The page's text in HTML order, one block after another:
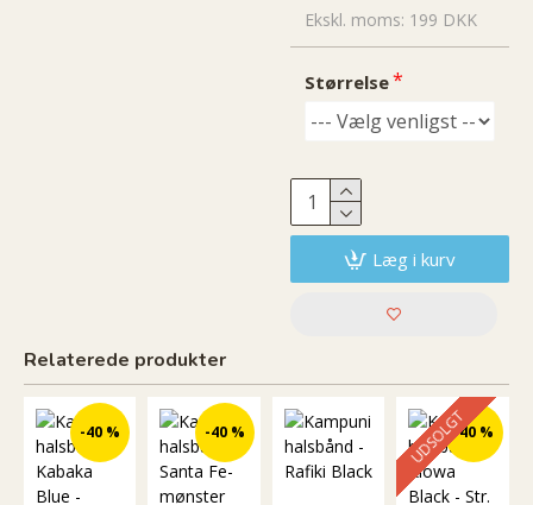
Ekskl. moms: 199 DKK
Størrelse
Læg i kurv
Relaterede produkter
-40 % -40 % -40 %
UDSOLGT